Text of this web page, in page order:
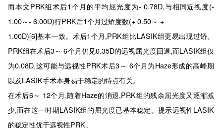
而本文PRK组术后1个月的平均屈光度为- 0.78D,与相同近视度(-
1.00～- 6.00D)行PRK后1个月过矫度数(+ 0.50～ +
1.00D)[6]基本一致。术后1个月,PRK组比LASIK组更易出现过矫。
PRK组在术后3～ 6个月仍见0.35D的远视屈光度回退,而LASIK组仅
为0.08D,这可能与远视性PRK术后3～ 6个月为Haze形成的高峰期
以及LASIK手术本身易于稳定的特点有关。
在术后6～ 12个月,随着Haze的消退,PRK组的残余屈光度又逐渐减
少,而在这一时期LASIK组的屈光度已基本稳定。提示远视性LASIK
的稳定性优于远视性PRK。